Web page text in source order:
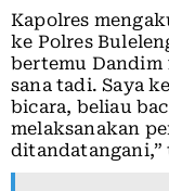
Kapolres
ke Polres
bertemu Dandim
sana tadi. Saya
bicara, beliau
melaksanakan
ditandatangani,”